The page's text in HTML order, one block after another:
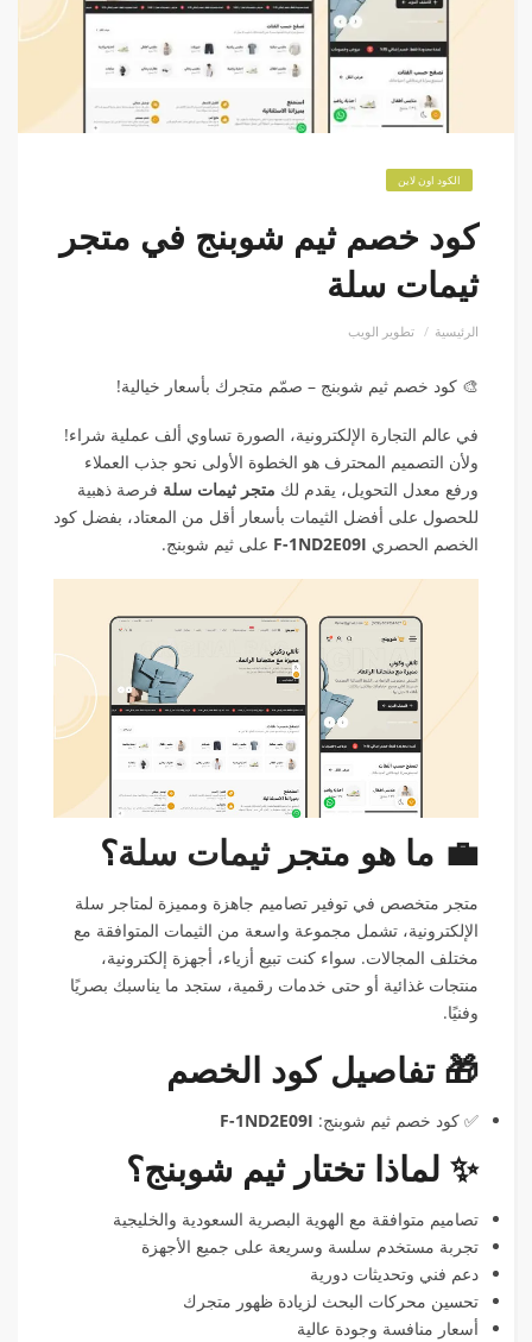
الكود اون لاين
كود خصم ثيم شوبنج في متجر
ثيمات سلة
الرئيسية تطوير الويب
🎨 كود خصم ثيم شوبنج – صمّم متجرك بأسعار خيالية!
في عالم التجارة الإلكترونية، الصورة تساوي ألف عملية شراء!
ولأن التصميم المحترف هو الخطوة الأولى نحو جذب العملاء
ورفع معدل التحويل، يقدم لك متجر ثيمات سلةفرصة ذهبية
للحصول على أفضل الثيمات بأسعار أقل من المعتاد، بفضل كود
الخصم الحصري F-1ND2E09Iعلى ثيم شوبنج.
💼 ما هو متجر ثيمات سلة؟
متجر متخصص في توفير تصاميم جاهزة ومميزة لمتاجر سلة
الإلكترونية، تشمل مجموعة واسعة من الثيمات المتوافقة مع
مختلف المجالات. سواء كنت تبيع أزياء، أجهزة إلكترونية،
منتجات غذائية أو حتى خدمات رقمية، ستجد ما يناسبك بصريًا
وفنيًا.
🎁 تفاصيل كود الخصم
✅ كود خصم ثيم شوبنج: F-1ND2E09I
✨ لماذا تختار ثيم شوبنج؟
تصاميم متوافقة مع الهوية البصرية السعودية والخليجية
تجربة مستخدم سلسة وسريعة على جميع الأجهزة
دعم فني وتحديثات دورية
تحسين محركات البحث لزيادة ظهور متجرك
أسعار منافسة وجودة عالية